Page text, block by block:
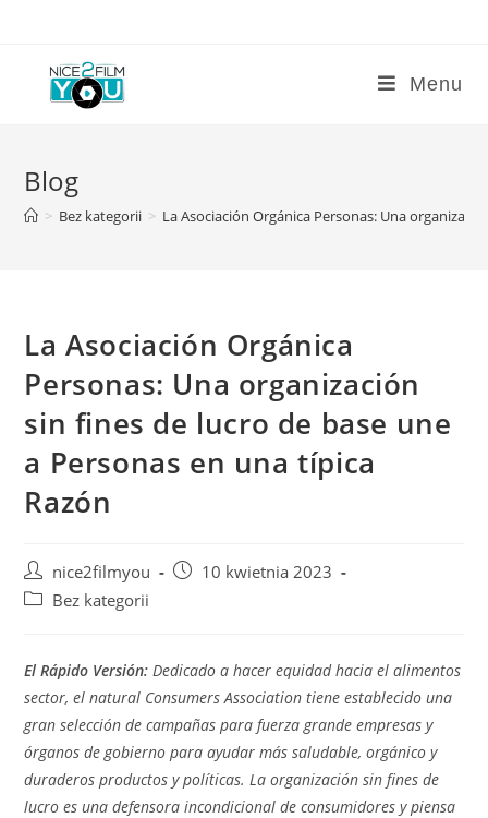
content
Menu
Blog
> Bez kategorii > La Asociación Orgánica Personas: Una
La Asociación Orgánica
Personas: Una organización
sin fines de lucro de base une
a Personas en una típica
Razón
Post
author:
nice2filmyou
Post10 kwietnia 2023
PostBez kategorii
El Rápido Versión:Dedicado a hacer equidad hacia el alimentos
sector, el natural Consumers Association tiene establecido una
gran selección de campañas para fuerza grande empresas y
órganos de gobierno para ayudar más saludable, orgánico y
duraderos productos y políticas. La organización sin fines de
lucro es una defensora incondicional de consumidores y piensa